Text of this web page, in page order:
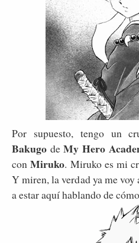
Por supuesto, tengo un
Bakugo deMy Hero
conMiruko. Miruko es mi
Y miren, la verdad ya me
a estar aquí hablando de